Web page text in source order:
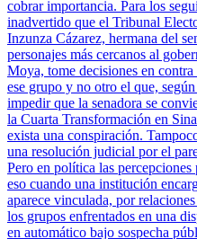
cobrar importancia. Para los
inadvertido que el Tribunal
Inzunza Cázarez, hermana del
personajes más cercanos al
Moya, tome decisiones en
ese grupo y no otro el que,
impedir que la senadora se
la Cuarta Transformación en
exista una conspiración.
una resolución judicial por el
Pero en política las
eso cuando una institución
aparece vinculada, por
los grupos enfrentados en una
en automático bajo sospecha